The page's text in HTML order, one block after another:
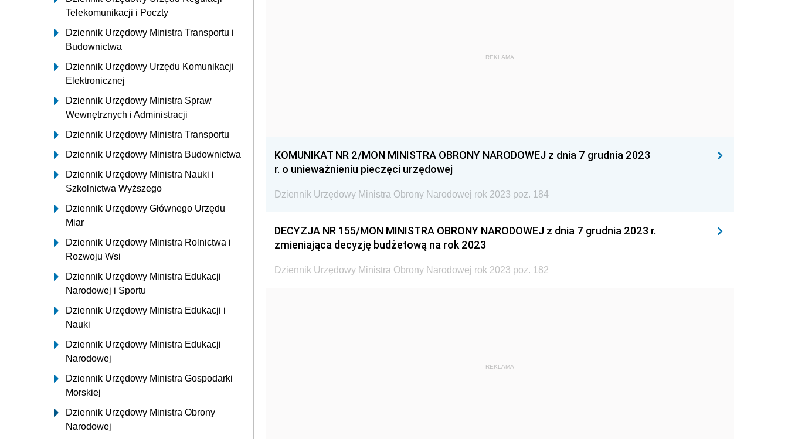
Telekomunikacji i Poczty
Dziennik Urzędowy Ministra Transportu i
Budownictwa
Dziennik Urzędowy Urzędu Komunikacji
Elektronicznej
Dziennik Urzędowy Ministra Spraw
Wewnętrznych i Administracji
Dziennik Urzędowy Ministra Transportu
Dziennik Urzędowy Ministra Budownictwa
Dziennik Urzędowy Ministra Nauki i
Szkolnictwa Wyższego
Dziennik Urzędowy Głównego Urzędu
Miar
Dziennik Urzędowy Ministra Rolnictwa i
Rozwoju Wsi
Dziennik Urzędowy Ministra Edukacji
Narodowej i Sportu
Dziennik Urzędowy Ministra Edukacji i
Nauki
Dziennik Urzędowy Ministra Edukacji
Narodowej
Dziennik Urzędowy Ministra Gospodarki
Morskiej
Dziennik Urzędowy Ministra Obrony
Narodowej
REKLAMA
KOMUNIKAT NR 2/MON MINISTRA OBRONY NARODOWEJ z dnia 7 grudnia 2023
r. o unieważnieniu pieczęci urzędowej
Dziennik Urzędowy Ministra Obrony Narodowej rok 2023 poz. 184
DECYZJA NR 155/MON MINISTRA OBRONY NARODOWEJ z dnia 7 grudnia 2023 r.
zmieniająca decyzję budżetową na rok 2023
Dziennik Urzędowy Ministra Obrony Narodowej rok 2023 poz. 182
REKLAMA